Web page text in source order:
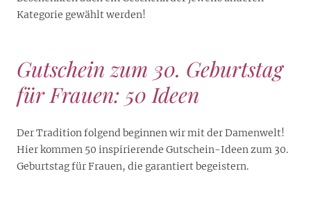
Kategorie gewählt werden!
Gutschein zum 30. Geburtstag
für Frauen: 50 Ideen
Der Tradition folgend beginnen wir mit der Damenwelt!
Hier kommen 50 inspirierende Gutschein-Ideen zum 30.
Geburtstag für Frauen, die garantiert begeistern.